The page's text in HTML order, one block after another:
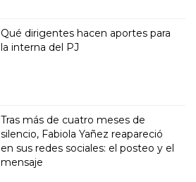
Qué dirigentes hacen aportes para
la interna del PJ
Tras más de cuatro meses de
silencio, Fabiola Yañez reapareció
en sus redes sociales: el posteo y el
mensaje